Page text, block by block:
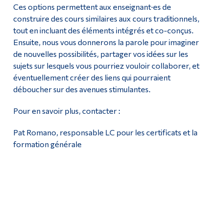
Ces options permettent aux enseignant·es de
construire des cours similaires aux cours traditionnels,
tout en incluant des éléments intégrés et co-conçus.
Ensuite, nous vous donnerons la parole pour imaginer
de nouvelles possibilités, partager vos idées sur les
sujets sur lesquels vous pourriez vouloir collaborer, et
éventuellement créer des liens qui pourraient
déboucher sur des avenues stimulantes.
Pour en savoir plus, contacter :
Pat Romano, responsable LC pour les certificats et la
formation générale